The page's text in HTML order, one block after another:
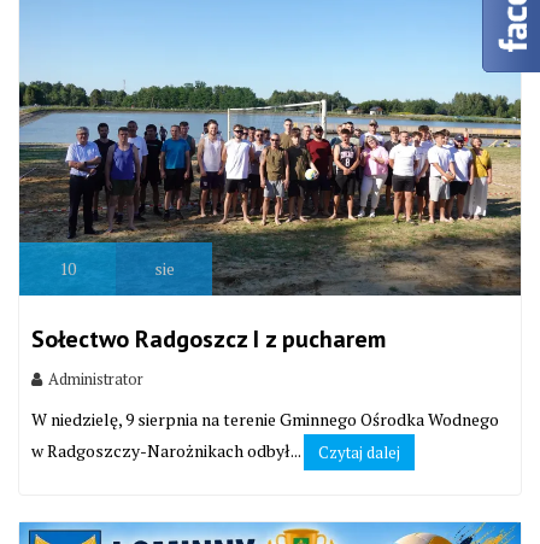
10 sie
Sołectwo Radgoszcz I z pucharem
Administrator
W niedzielę, 9 sierpnia na terenie Gminnego Ośrodka Wodnego
w Radgoszczy-Narożnikach odbył...
Czytaj dalej